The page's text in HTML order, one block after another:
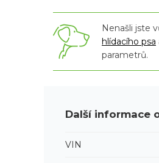
Nenašli jste
hlídacího psa
parametrů.
Další informace
VIN